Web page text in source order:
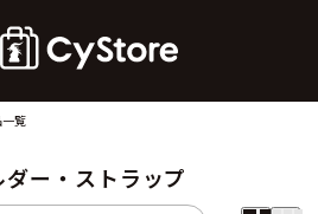
覧
ダー・ストラップ